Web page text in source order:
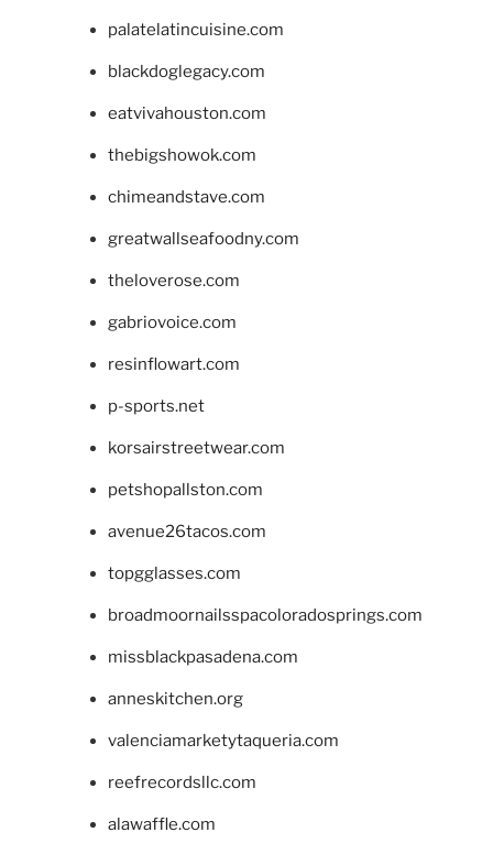
palatelatincuisine.com
blackdoglegacy.com
eatvivahouston.com
thebigshowok.com
chimeandstave.com
greatwallseafoodny.com
theloverose.com
gabriovoice.com
resinflowart.com
p-sports.net
korsairstreetwear.com
petshopallston.com
avenue26tacos.com
topgglasses.com
broadmoornailsspacoloradosprings.com
missblackpasadena.com
anneskitchen.org
valenciamarketytaqueria.com
reefrecordsllc.com
alawaffle.com